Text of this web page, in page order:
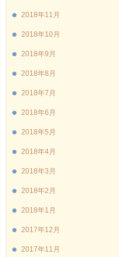
2018年11月
2018年10月
2018年9月
2018年8月
2018年7月
2018年6月
2018年5月
2018年4月
2018年3月
2018年2月
2018年1月
2017年12月
2017年11月